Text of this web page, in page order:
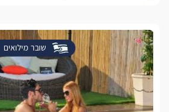
שובר מילואים